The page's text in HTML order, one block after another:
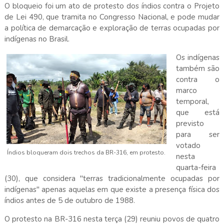
O bloqueio foi um ato de protesto dos índios contra o Projeto
de Lei 490, que tramita no Congresso Nacional, e pode mudar
a política de demarcação e exploração de terras ocupadas por
indígenas no Brasil.
Índios bloqueram dois trechos da BR-316, em protesto.
Os indígenas
também são
contra o
marco
temporal,
que está
previsto
para ser
votado
nesta
quarta-feira
(30), que considera "terras tradicionalmente ocupadas por
indígenas" apenas aquelas em que existe a presença física dos
índios antes de 5 de outubro de 1988.
O protesto na BR-316 nesta terça (29) reuniu povos de quatro